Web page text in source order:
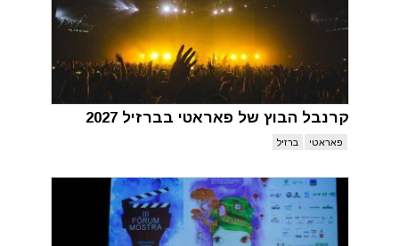
קרנבל הבוץ של פאראטי בברזיל 2027
פאראטי ברזיל